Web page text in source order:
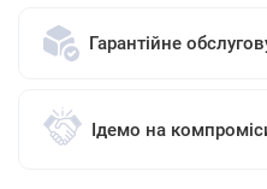
Гарантійне
Ідемо на